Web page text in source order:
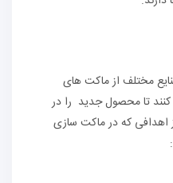
مختلف از ماکت های
تا محصول جدید را در
اهدافی که در ماکت سازی